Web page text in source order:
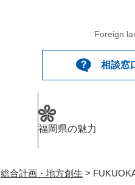
Foreign
相談窓
福岡県の魅力
総合計画・地方創生 >